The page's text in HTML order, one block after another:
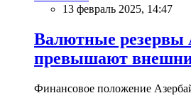
13 февраль 2025, 14:47
Валютные резервы
превышают
Финансовое положение